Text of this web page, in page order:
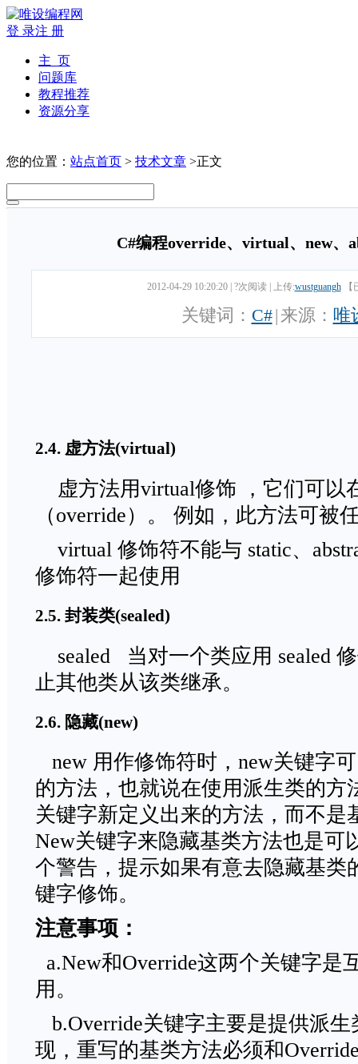
登 录注 册
主 页
问题库
教程推荐
资源分享
您的位置： 站点首页 > 技术文章 >正文
C#编程override、virtual、new、
2012-04-29 10:20:20 ?次阅读 上传:wustguangh
关键词： C#| 来源： 唯
2.4. 虚方法(virtual)
虚方法用virtual修饰 ，它们可以
（override）。 例如，此方法可
virtual 修饰符不能与 static、
修饰符一起使用
2.5. 封装类(sealed)
sealed 当对一个类应用 sealed
止其他类从该类继承。
2.6. 隐藏(new)
new 用作修饰符时，new关键字
的方法，也就说在使用派生类的方
关键字新定义出来的方法，而不是
New关键字来隐藏基类方法也是可
个警告，提示如果有意去隐藏基类
键字修饰。
注意事项：
a.New和Override这两个关键字是
用。
b.Override关键字主要是提供派
现，重写的基类方法必须和